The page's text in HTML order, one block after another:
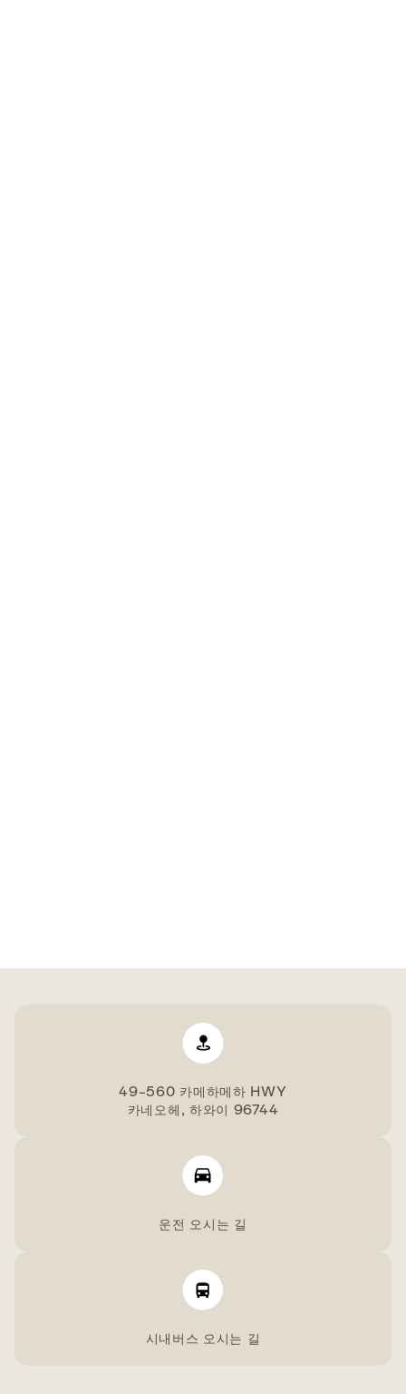
49-560 카메하메하 HWY
카네오헤, 하와이 96744
운전 오시는 길
시내버스 오시는 길